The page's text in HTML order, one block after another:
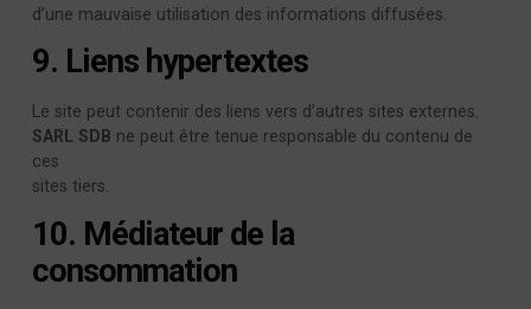
d’une mauvaise utilisation des informations diffusées.
9. Liens hypertextes
Le site peut contenir des liens vers d’autres sites externes.
SARL SDB ne peut être tenue responsable du contenu de
ces
sites tiers.
10. Médiateur de la
consommation